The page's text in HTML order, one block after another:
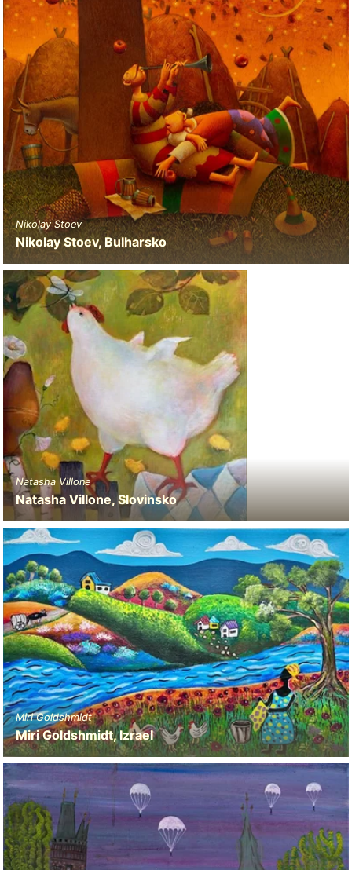
Nikolay Stoev
Nikolay Stoev, Bulharsko
Natasha Villone
Natasha Villone, Slovinsko
Miri Goldshmidt
Miri Goldshmidt, Izrael